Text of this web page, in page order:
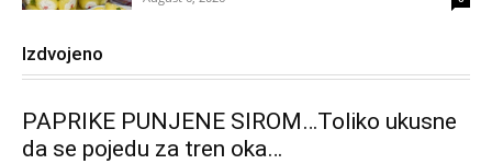
Izdvojeno
PAPRIKE PUNJENE SIROM…Toliko ukusne
da se pojedu za tren oka…